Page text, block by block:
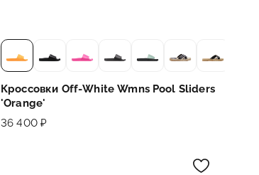
Кроссовки Off-White Wmns Pool Sliders
'Orange'
36 400 ₽